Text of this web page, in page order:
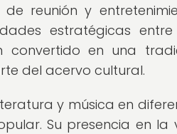
reunión y
estratégicas entre
convertido en una
del acervo cultural.
y música en
Su presencia en la